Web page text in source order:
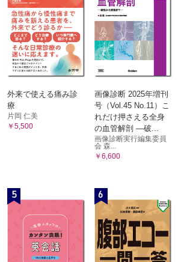
外来で使える痛み診
療
片岡 仁美
￥5,500
画像診断 2025年増刊
号（Vol.45 No.11）こ
れだけ押さえる全身
の血管解剖 ―破...
画像診断実行編集委員
会 森...
￥6,600
5 6